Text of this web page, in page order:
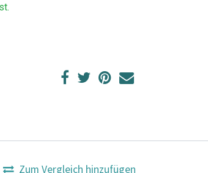
Zum Vergleich hinzufügen